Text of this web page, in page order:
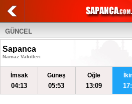
GÜNCEL
Sapanca
Namaz Vakitleri
İmsak
04:13
Güneş
05:53
Öğle
13:09